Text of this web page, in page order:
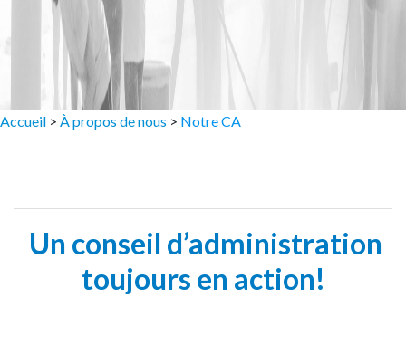
Accueil > À propos de nous > Notre CA
Un conseil d’administration
toujours en action!